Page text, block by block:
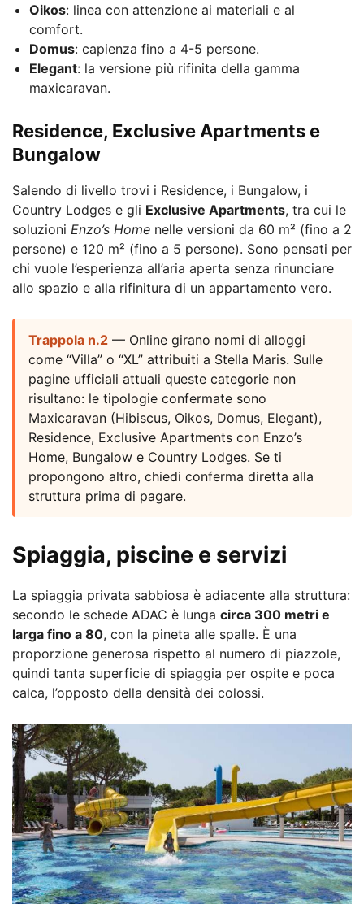
Oikos: linea con attenzione ai materiali e al
comfort.
Domus: capienza fino a 4-5 persone.
Elegant: la versione più rifinita della gamma
maxicaravan.
Residence, Exclusive Apartments e
Bungalow
Salendo di livello trovi i Residence, i Bungalow, i
Country Lodges e gli Exclusive Apartments, tra cui le
soluzioni Enzo’s Home nelle versioni da 60 m² (fino a 2
persone) e 120 m² (fino a 5 persone). Sono pensati per
chi vuole l’esperienza all’aria aperta senza rinunciare
allo spazio e alla rifinitura di un appartamento vero.
Trappola n.2 — Online girano nomi di alloggi
come “Villa” o “XL” attribuiti a Stella Maris. Sulle
pagine ufficiali attuali queste categorie non
risultano: le tipologie confermate sono
Maxicaravan (Hibiscus, Oikos, Domus, Elegant),
Residence, Exclusive Apartments con Enzo’s
Home, Bungalow e Country Lodges. Se ti
propongono altro, chiedi conferma diretta alla
struttura prima di pagare.
Spiaggia, piscine e servizi
La spiaggia privata sabbiosa è adiacente alla struttura:
secondo le schede ADAC è lunga circa 300 metri e
larga fino a 80, con la pineta alle spalle. È una
proporzione generosa rispetto al numero di piazzole,
quindi tanta superficie di spiaggia per ospite e poca
calca, l’opposto della densità dei colossi.